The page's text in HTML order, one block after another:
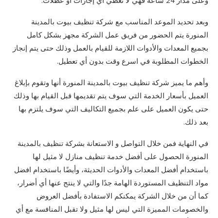
وبعد تحديد الموعد المناسب مع شركة تنظيف بيوت بالمدينة
المنورة يتم الحضور من فريق عمل الشركة مجهز بشكل كامل
بجميع المعدات والأدوات اللازمة للقيام بالعمل وذلك حتى يتم إنجاز
الخطوات المطلوبة في اسرع وقت بدون أي تعطيل.
وأهم ما يميز شركة تنظيف بيوت بالمدينة المنورة أنها وتقوم بإبلاغ
العميل بأسعار الخدمة التي سوف يتم تقديمها قبل القيام بها وذلك
حتى يكون العميل على علم بجميع التكاليف التي سوف يلتزم بها
بعد ذلك.
في النهاية فمن خلال التواصل و الاستعانة بشركة تنظيف بالمدينة
المنورة الحصول على أفضل خدمة تنظيف منازل لا مثيل لها
باستخدام أفضل المعدات والأدوات الحديثة، وأيضًا باستخدام افضل
مواد التنظيف المستوردة الهامة جدًا والتي لا ينتج عنها أي أضرار،
كما أن من خلال الشركة يمكنكم الاستفادة بأفضل العروض
والخصومات المميزة التي ليس لها مثيل ولا تقبل المنافسة مع أي